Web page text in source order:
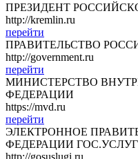
ПРЕЗИДЕНТ
http://kremlin.ru
перейти
ПРАВИТЕЛЬСТВО
http://government.ru
перейти
МИНИСТЕРСТВО
ФЕДЕРАЦИИ
https://mvd.ru
перейти
ЭЛЕКТРОННОЕ
ФЕДЕРАЦИИ
http://gosuslugi.ru